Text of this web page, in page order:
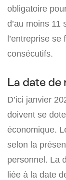
obligatoire
d’au moins 11
l’entreprise
consécutifs.
La date de
D’ici janvier
doivent se
économique.
selon la
personnel. La
liée à la date